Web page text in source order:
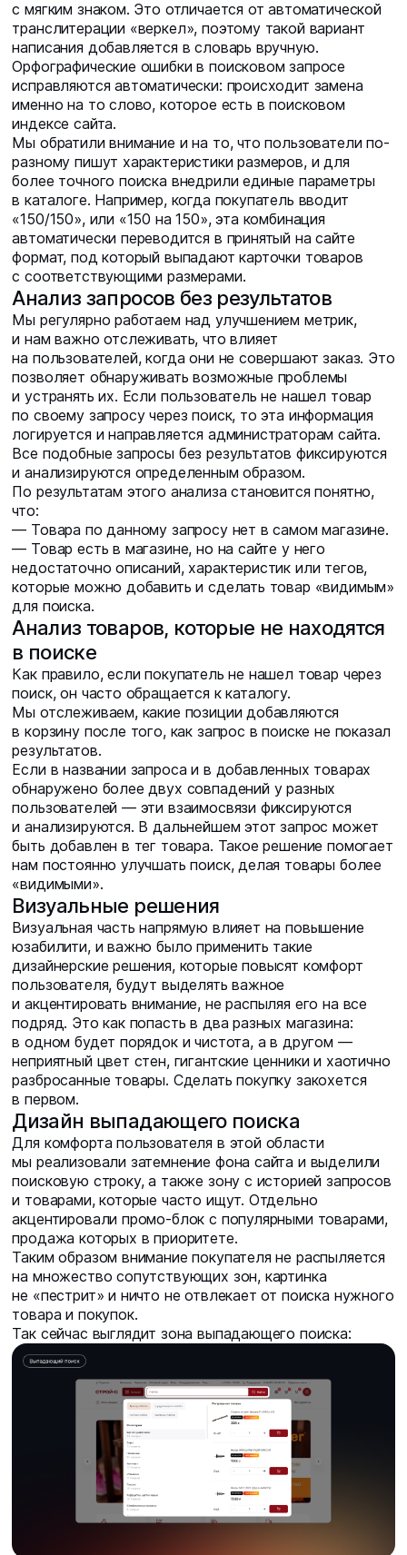
с мягким знаком. Это отличается от автоматической
транслитерации «веркел», поэтому такой вариант
написания добавляется в словарь вручную.
Орфографические ошибки в поисковом запросе
исправляются автоматически: происходит замена
именно на то слово, которое есть в поисковом
индексе сайта.
Мы обратили внимание и на то, что пользователи по-
разному пишут характеристики размеров, и для
более точного поиска внедрили единые параметры
в каталоге. Например, когда покупатель вводит
«150/150», или «150 на 150», эта комбинация
автоматически переводится в принятый на сайте
формат, под который выпадают карточки товаров
с соответствующими размерами.
Анализ запросов без результатов
Мы регулярно работаем над улучшением метрик,
и нам важно отслеживать, что влияет
на пользователей, когда они не совершают заказ. Это
позволяет обнаруживать возможные проблемы
и устранять их. Если пользователь не нашел товар
по своему запросу через поиск, то эта информация
логируется и направляется администраторам сайта.
Все подобные запросы без результатов фиксируются
и анализируются определенным образом.
По результатам этого анализа становится понятно,
что:
— Товара по данному запросу нет в самом магазине.
— Товар есть в магазине, но на сайте у него
недостаточно описаний, характеристик или тегов,
которые можно добавить и сделать товар «видимым»
для поиска.
Анализ товаров, которые не находятся
в поиске
Как правило, если покупатель не нашел товар через
поиск, он часто обращается к каталогу.
Мы отслеживаем, какие позиции добавляются
в корзину после того, как запрос в поиске не показал
результатов.
Если в названии запроса и в добавленных товарах
обнаружено более двух совпадений у разных
пользователей — эти взаимосвязи фиксируются
и анализируются. В дальнейшем этот запрос может
быть добавлен в тег товара. Такое решение помогает
нам постоянно улучшать поиск, делая товары более
«видимыми».
Визуальные решения
Визуальная часть напрямую влияет на повышение
юзабилити, и важно было применить такие
дизайнерские решения, которые повысят комфорт
пользователя, будут выделять важное
и акцентировать внимание, не распыляя его на все
подряд. Это как попасть в два разных магазина:
в одном будет порядок и чистота, а в другом —
неприятный цвет стен, гигантские ценники и хаотично
разбросанные товары. Сделать покупку закохется
в первом.
Дизайн выпадающего поиска
Для комфорта пользователя в этой области
мы реализовали затемнение фона сайта и выделили
поисковую строку, а также зону с историей запросов
и товарами, которые часто ищут. Отдельно
акцентировали промо-блок с популярными товарами,
продажа которых в приоритете.
Таким образом внимание покупателя не распыляется
на множество сопутствующих зон, картинка
не «пестрит» и ничто не отвлекает от поиска нужного
товара и покупок.
Так сейчас выглядит зона выпадающего поиска: